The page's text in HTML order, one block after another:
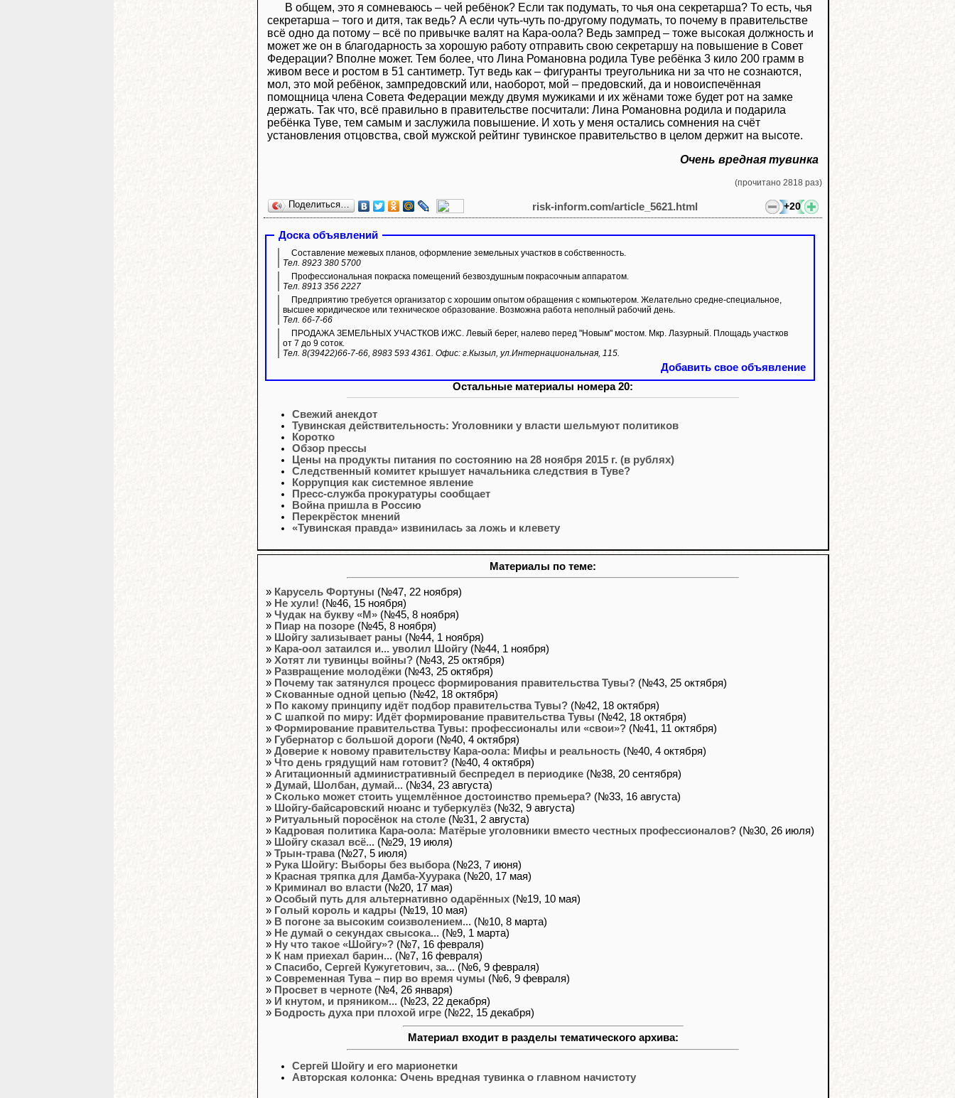
В общем, это я сомневаюсь – чей ребёнок? Если так подумать, то чья она секретарша? То есть, чья
секретарша – того и дитя, так ведь? А если чуть-чуть по-другому подумать, то почему в правительстве
всё одно да потому – всё по привычке валят на Кара-оола? Ведь зампред – тоже высокая должность и
может же он в благодарность за хорошую работу отправить свою секретаршу на повышение в Совет
Федерации? Вполне может. Тем более, что Лина Романовна родила Туве ребёнка 3 кило 200 грамм в
живом весе и ростом в 51 сантиметр. Тут ведь как – фигуранты треугольника ни за что не сознаются,
мол, это мой ребёнок, зампредовский или, наоборот, мой – предовский, да и новоиспечённая
помощница члена Совета Федерации между двумя мужиками и их жёнами тоже будет рот на замке
держать. Так что, всё правильно в правительстве посчитали: Лина Романовна родила и подарила
ребёнка Туве, тем самым и заслужила повышение. И хоть у меня остались сомнения на счёт
установления отцовства, свой мужской рейтинг тувинское правительство в целом держит на высоте.
Очень вредная тувинка
(прочитано 2818 раз)
Поделиться… +20
risk-inform.com/article_5621.html
Доска объявлений
Составление межевых планов, оформление земельных участков в собственность.
Тел. 8923 380 5700
Профессиональная покраска помещений безвоздушным покрасочным аппаратом.
Тел. 8913 356 2227
Предприятию требуется организатор с хорошим опытом обращения с компьютером. Желательно средне-специальное,
высшее юридическое или техническое образование. Возможна работа неполный рабочий день.
Тел. 66-7-66
ПРОДАЖА ЗЕМЕЛЬНЫХ УЧАСТКОВ ИЖС. Левый берег, налево перед "Новым" мостом. Мкр. Лазурный. Площадь участков
от 7 до 9 соток.
Тел. 8(39422)66-7-66, 8983 593 4361. Офис: г.Кызыл, ул.Интернациональная, 115.
Добавить свое объявление
Остальные материалы номера 20:
Свежий анекдот
Тувинская действительность: Уголовники у власти шельмуют политиков
Коротко
Обзор прессы
Цены на продукты питания по состоянию на 28 ноября 2015 г. (в рублях)
Следственный комитет крышует начальника следствия в Туве?
Коррупция как системное явление
Пресс-служба прокуратуры сообщает
Война пришла в Россию
Перекрёсток мнений
«Тувинская правда» извинилась за ложь и клевету
Материалы по теме:
» Карусель Фортуны (№47, 22 ноября)
» Не хули! (№46, 15 ноября)
» Чудак на букву «М» (№45, 8 ноября)
» Пиар на позоре (№45, 8 ноября)
» Шойгу зализывает раны (№44, 1 ноября)
» Кара-оол затаился и... уволил Шойгу (№44, 1 ноября)
» Хотят ли тувинцы войны? (№43, 25 октября)
» Развращение молодёжи (№43, 25 октября)
» Почему так затянулся процесс формирования правительства Тувы? (№43, 25 октября)
» Скованные одной цепью (№42, 18 октября)
» По какому принципу идёт подбор правительства Тувы? (№42, 18 октября)
» С шапкой по миру: Идёт формирование правительства Тувы (№42, 18 октября)
» Формирование правительства Тувы: профессионалы или «свои»? (№41, 11 октября)
» Губернатор с большой дороги (№40, 4 октября)
» Доверие к новому правительству Кара-оола: Мифы и реальность (№40, 4 октября)
» Что день грядущий нам готовит? (№40, 4 октября)
» Агитационный административный беспредел в периодике (№38, 20 сентября)
» Думай, Шолбан, думай... (№34, 23 августа)
» Сколько может стоить ущемлённое достоинство премьера? (№33, 16 августа)
» Шойгу-байсаровский нюанс и туберкулёз (№32, 9 августа)
» Ритуальный поросёнок на столе (№31, 2 августа)
» Кадровая политика Кара-оола: Матёрые уголовники вместо честных профессионалов? (№30, 26 июля)
» Шойгу сказал всё... (№29, 19 июля)
» Трын-трава(№27, 5 июля)
» Рука Шойгу: Выборы без выбора(№23, 7 июня)
» Красная тряпка для Дамба-Хуурака(№20, 17 мая)
» Криминал во власти (№20, 17 мая)
» Особый путь для альтернативно одарённых (№19, 10 мая)
» Голый король и кадры (№19, 10 мая)
» В погоне за высоким соизволением... (№10, 8 марта)
» Не думай о секундах свысока... (№9, 1 марта)
» Ну что такое «Шойгу»? (№7, 16 февраля)
» К нам приехал барин... (№7, 16 февраля)
» Спасибо, Сергей Кужугетович, за... (№6, 9 февраля)
» Современная Тува – пир во время чумы (№6, 9 февраля)
» Просвет в черноте (№4, 26 января)
» И кнутом, и пряником... (№23, 22 декабря)
» Бодрость духа при плохой игре (№22, 15 декабря)
Материал входит в разделы тематического архива:
Сергей Шойгу и его марионетки
Авторская колонка: Очень вредная тувинка о главном начистоту